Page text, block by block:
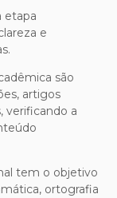
etapa
e
são
artigos
verificando a
tem o objetivo
ortografia